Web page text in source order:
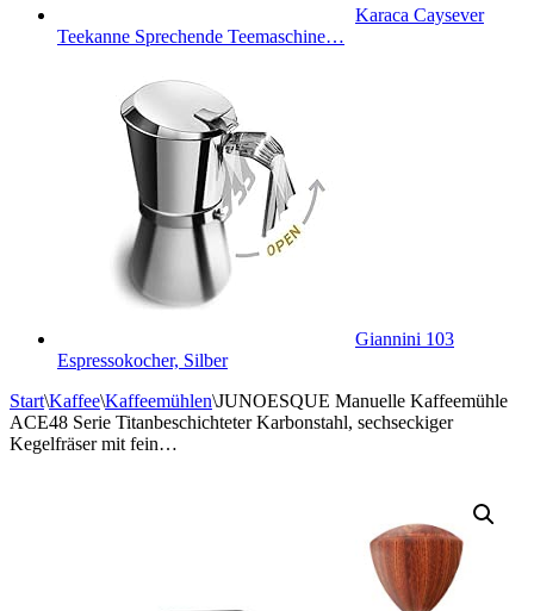
Karaca Caysever
Teekanne Sprechende Teemaschine…
Giannini 103
Espressokocher, Silber
Start\Kaffee\Kaffeemühlen\JUNOESQUE Manuelle Kaffeemühle
ACE48 Serie Titanbeschichteter Karbonstahl, sechseckiger
Kegelfräser mit fein…